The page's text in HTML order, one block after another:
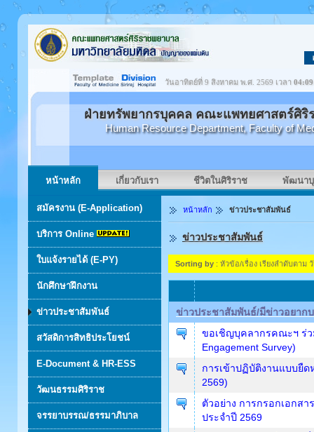
ฝ่ายทรัพยากรบุคคล คณะแพทยศาสตร์ศิริ
Human Resource Department, Faculty of
วันอาทิตย์ที่ 9 สิงหาคม พ.ศ. 2569 เวลา
หน้าหลัก เกี่ยวกับเรา ชีวิตในศิริราช พัฒนา
สมัครงาน (E-Application)
บริการ Online
ใบแจ้งรายได้ (E-PY)
นักศึกษาฝึกงาน
ข่าวประชาสัมพันธ์
สวัสดิการสิทธิประโยชน์
E-Document & HR-ESS
วัฒนธรรมศิริราช
จรรยาบรรณ/ธรรมาภิบาล
หน้าหลัก ข่าวประชาสัมพันธ์
ข่าวประชาสัมพันธ์
Sorting by : หัวข้อ/เรื่อง เรียงลำดับตาม
ข่าวประชาสัมพันธ์/มีข่าวอยาก
ขอเชิญบุคลากรคณะฯ ร่ว
Engagement Survey)
การเข้าปฏิบัติงานแบบยืด
2569)
ตัวอย่าง การกรอกเอกส
ประจำปี 2569